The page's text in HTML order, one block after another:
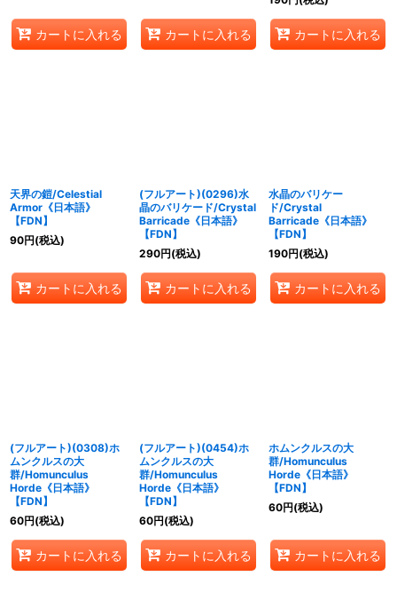
カートに入れる カートに入れる カートに入れる
天界の鎧/Celestial
Armor《日本語》
【FDN】
90円(税込)
カートに入れる
(フルアート)(0296)水
晶のバリケード/Crystal
Barricade《日本語》
【FDN】
290円(税込)
カートに入れる
水晶のバリケー
ド/Crystal
Barricade《日本語》
【FDN】
190円(税込)
カートに入れる
(フルアート)(0308)ホ
ムンクルスの大
群/Homunculus
Horde《日本語》
【FDN】
60円(税込)
カートに入れる
(フルアート)(0454)ホ
ムンクルスの大
群/Homunculus
Horde《日本語》
【FDN】
60円(税込)
カートに入れる
ホムンクルスの大
群/Homunculus
Horde《日本語》
【FDN】
60円(税込)
カートに入れる